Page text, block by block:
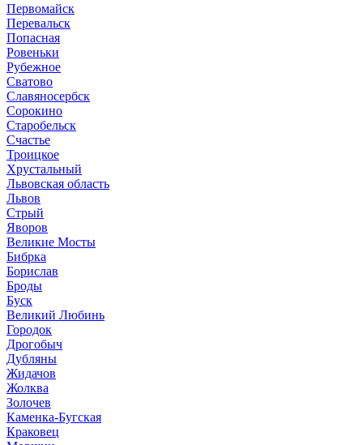
Первомайск
Перевальск
Попасная
Ровеньки
Рубежное
Сватово
Славяносербск
Сорокино
Старобельск
Счастье
Троицкое
Хрустальный
Львовская область
Львов
Стрый
Яворов
Великие Мосты
Бибрка
Борислав
Броды
Буск
Великий Любинь
Городок
Дрогобыч
Дубляны
Жидачов
Жолква
Золочев
Каменка-Бугская
Краковец